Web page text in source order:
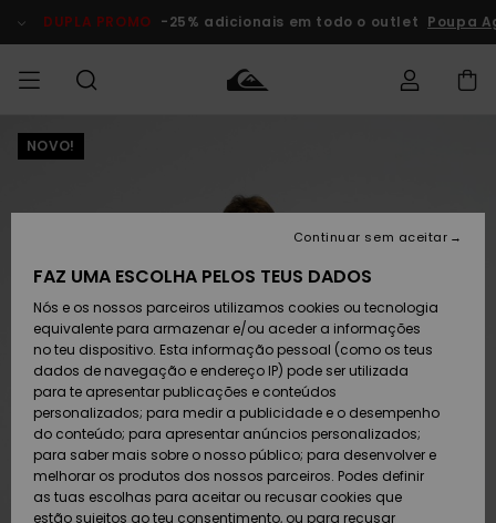
do
DUPLA PROMO -25% adicionais em todo o outlet Poupa
HOMEM
Calçado e
chinelos
Surfe/água
Snow
MENINO
Calçado e
chinelos
Surfe/água
Neve
MULHER
chegados
Highlights
Snow
SURF
Crianças
Highlights
Community
SNOW
Homem
Artigos
Criança
Snow Shop
Feminino
Highlights
DUPLA
PROMO
Criança
Outlet
Mulher
Devoluções
Pagamento
Cartão
presente
Quiksilver
Freedom
NOVO!
FAZ UMA ESCOLHA PELOS TEUS DADOS
Nós e os nossos parceiros utilizamos cookies ou tecnologia
equivalente para armazenar e/ou aceder a informações
no teu dispositivo. Esta informação pessoal (como os teus
dados de navegação e endereço IP) pode ser utilizada
para te apresentar publicações e conteúdos
personalizados; para medir a publicidade e o desempenho
do conteúdo; para apresentar anúncios personalizados;
para saber mais sobre o nosso público; para desenvolver e
melhorar os produtos dos nossos parceiros. Podes definir
as tuas escolhas para aceitar ou recusar cookies que
estão sujeitos ao teu consentimento, ou para recusar
Continuar sem aceitar